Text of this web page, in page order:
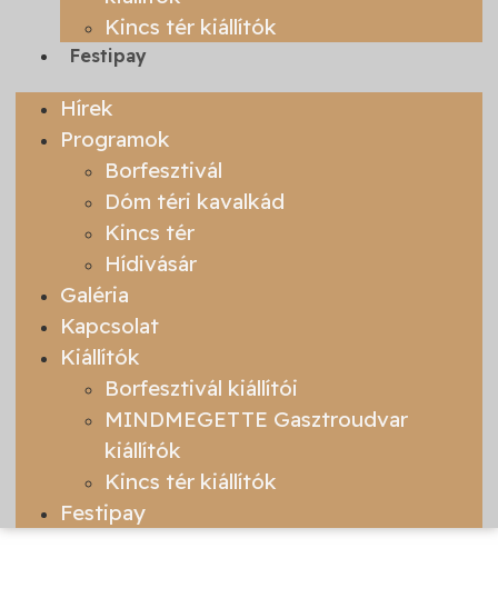
Kincs tér kiállítók
Festipay
Hírek
Programok
Borfesztivál
Dóm téri kavalkád
Kincs tér
Hídivásár
Galéria
Kapcsolat
Kiállítók
Borfesztivál kiállítói
MINDMEGETTE Gasztroudvar
kiállítók
Kincs tér kiállítók
Festipay